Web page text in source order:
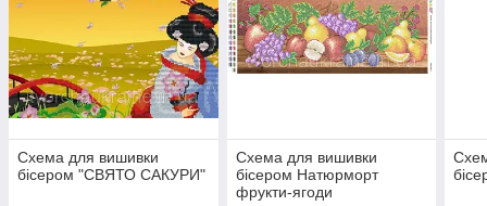
Схема для вишивки
бісером "СВЯТО САКУРИ"
Схема для вишивки
бісером Натюрморт
фрукти-ягоди